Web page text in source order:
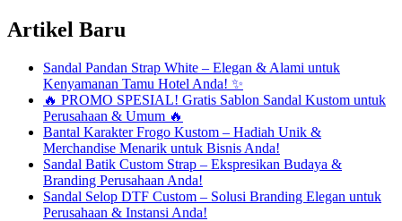
Artikel Baru
Sandal Pandan Strap White – Elegan & Alami untuk
Kenyamanan Tamu Hotel Anda! ✨
🔥 PROMO SPESIAL! Gratis Sablon Sandal Kustom untuk
Perusahaan & Umum 🔥
Bantal Karakter Frogo Kustom – Hadiah Unik &
Merchandise Menarik untuk Bisnis Anda!
Sandal Batik Custom Strap – Ekspresikan Budaya &
Branding Perusahaan Anda!
Sandal Selop DTF Custom – Solusi Branding Elegan untuk
Perusahaan & Instansi Anda!